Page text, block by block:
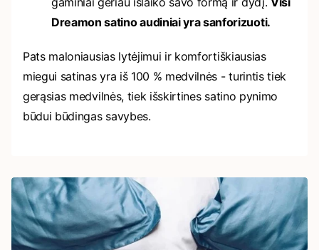
Dreamon satino audiniai yra sanforizuoti.
Pats maloniausias lytėjimui ir komfortiškiausias
miegui satinas yra iš 100 % medvilnės - turintis tiek
gerąsias medvilnės, tiek išskirtines satino pynimo
būdui būdingas savybes.